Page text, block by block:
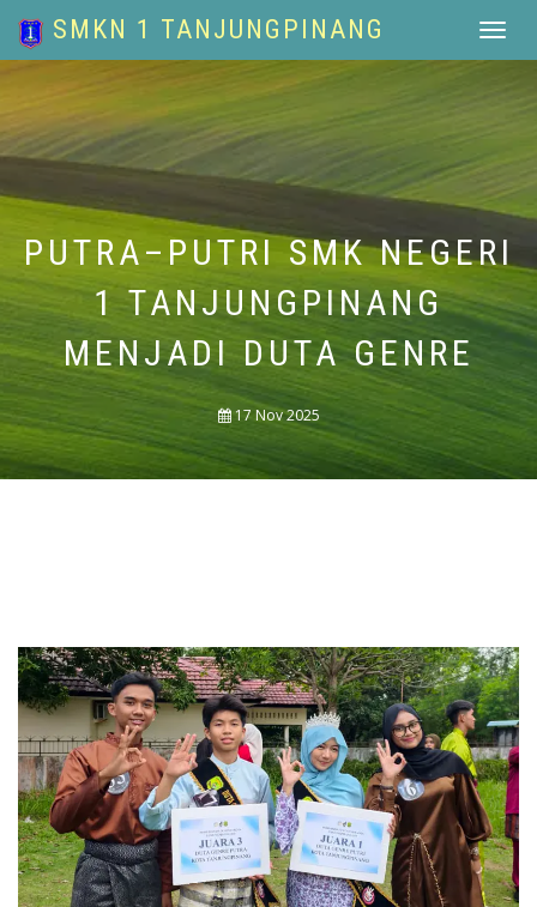
Toggle
SMKN 1 TANJUNGPINANG
PUTRA–PUTRI SMK NEGERI
1 TANJUNGPINANG
MENJADI DUTA GENRE
17 Nov 2025